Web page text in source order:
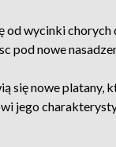
od wycinki chorych
pod nowe
się nowe platany,
jego